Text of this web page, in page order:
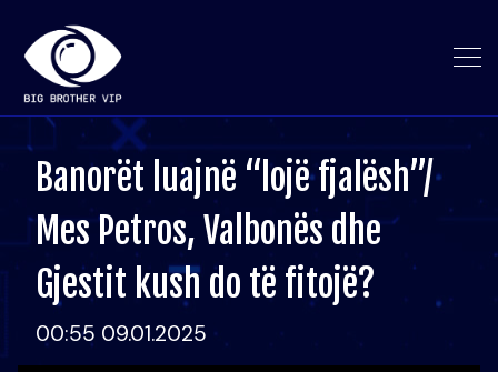
Banorët luajnë “lojë fjalësh”/
Mes Petros, Valbonës dhe
Gjestit kush do të fitojë?
00:55 09.01.2025